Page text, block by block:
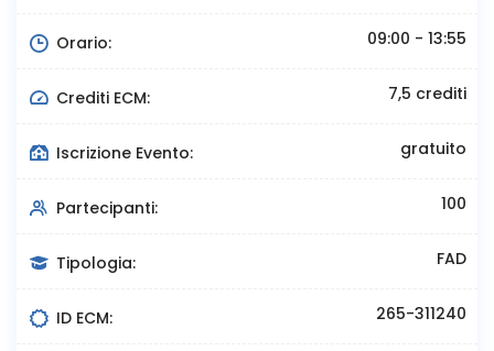
Orario: 09:00 - 13:55
Crediti ECM: 7,5 crediti
Iscrizione Evento: gratuito
Partecipanti: 100
Tipologia: FAD
ID ECM: 265-311240